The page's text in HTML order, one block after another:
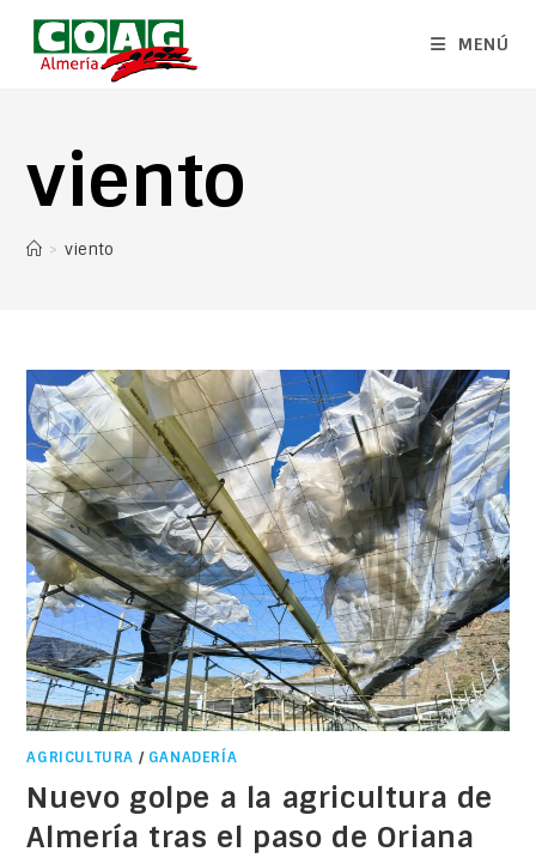
MENÚ
viento
> viento
AGRICULTURA / GANADERÍA
Nuevo golpe a la agricultura de
Almería tras el paso de Oriana